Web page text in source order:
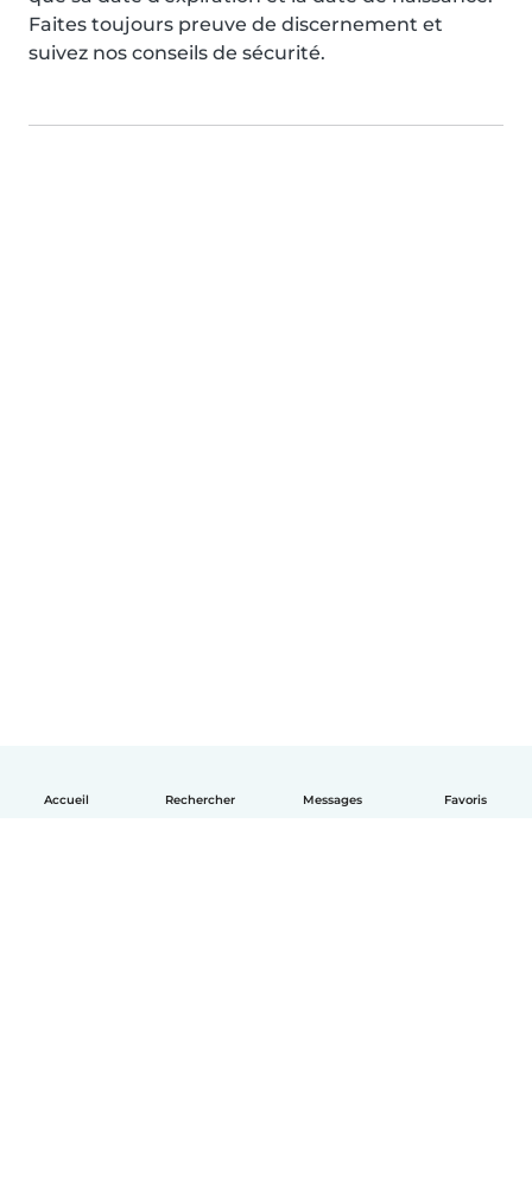
Accueil Rechercher Messages Favoris
Faites toujours preuve de discernement et
suivez nos conseils de sécurité.